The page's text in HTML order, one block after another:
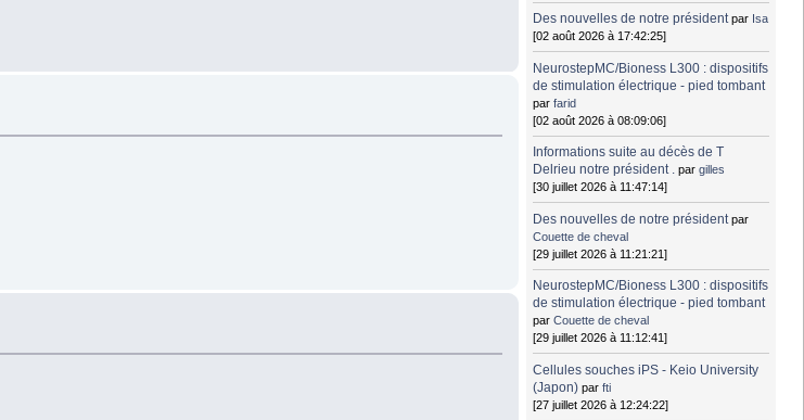
Des nouvelles de notre président par Isa
[02 août 2026 à 17:42:25]
NeurostepMC/Bioness L300 : dispositifs
de stimulation électrique - pied tombant
parfarid
[02 août 2026 à 08:09:06]
Informations suite au décès de T
Delrieu notre président . pargilles
[30 juillet 2026 à 11:47:14]
Des nouvelles de notre président par
Couette de cheval
[29 juillet 2026 à 11:21:21]
NeurostepMC/Bioness L300 : dispositifs
de stimulation électrique - pied tombant
parCouette de cheval
[29 juillet 2026 à 11:12:41]
Cellules souches iPS - Keio University
(Japon) parfti
[27 juillet 2026 à 12:24:22]